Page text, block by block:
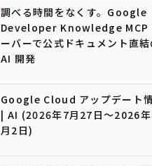
調べる時間をなくす。Google
Developer Knowledge MCP
ーバーで公式ドキュメント直結
AI 開発
Google Cloud アップデート
| AI (2026年7月27日〜2026
月2日)